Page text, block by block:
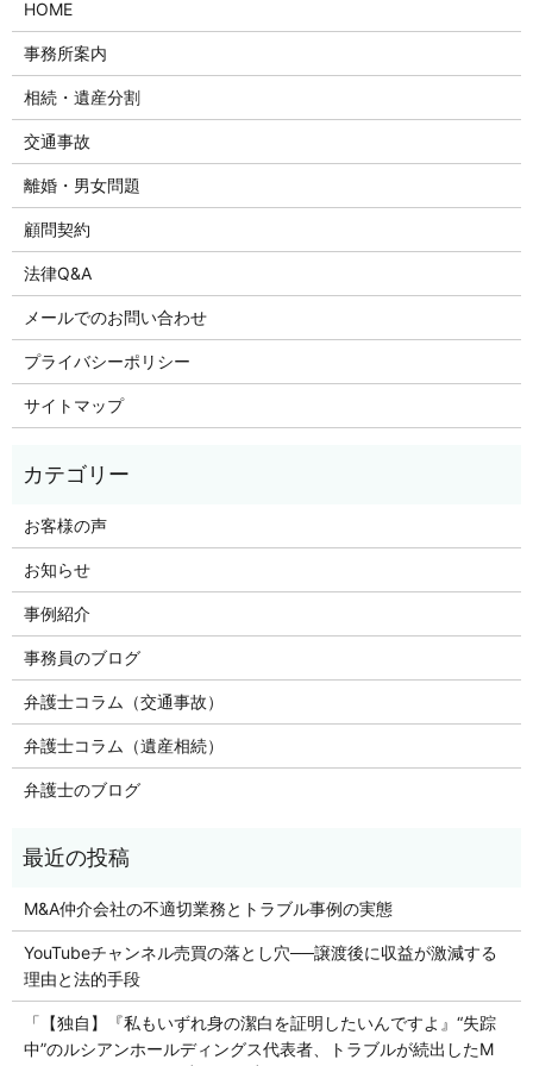
HOME
事務所案内
相続・遺産分割
交通事故
離婚・男女問題
顧問契約
法律Q&A
メールでのお問い合わせ
プライバシーポリシー
サイトマップ
お客様の声
お知らせ
事例紹介
事務員のブログ
弁護士コラム（交通事故）
弁護士コラム（遺産相続）
弁護士のブログ
M&A仲介会社の不適切業務とトラブル事例の実態
YouTubeチャンネル売買の落とし穴──譲渡後に収益が激減する
理由と法的手段
「【独自】『私もいずれ身の潔白を証明したいんですよ』“失踪
中”のルシアンホールディングス代表者、トラブルが続出したM